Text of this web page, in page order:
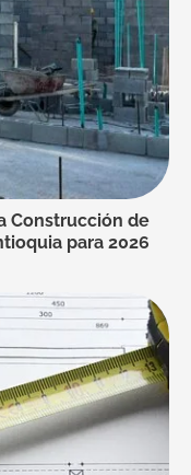
Construcción de
para 2026